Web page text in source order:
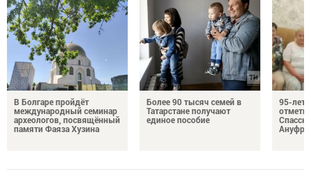
В Болгаре пройдёт
международный семинар
археологов, посвящённый
памяти Фаяза Хузина
Более 90 тысяч семей в
Татарстане получают
единое пособие
95-